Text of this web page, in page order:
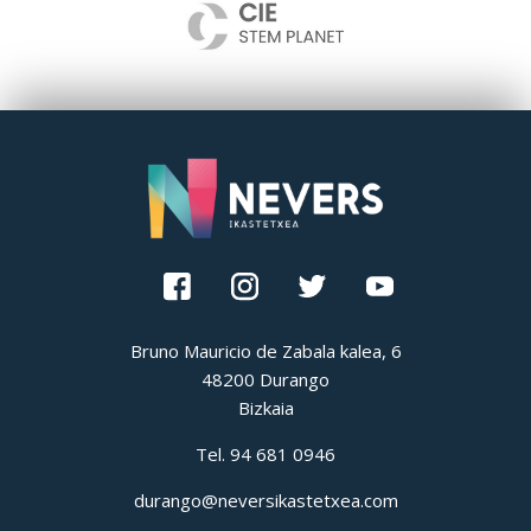
Bruno Mauricio de Zabala kalea, 6
48200 Durango
Bizkaia
Tel. 94 681 0946
durango@neversikastetxea.com